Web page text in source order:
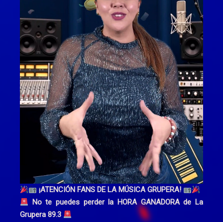
¡ATENCIÓN FANS DE LA MÚSICA GRUPERA!
No te puedes perder la HORA GANADORA de La
Grupera 89.3